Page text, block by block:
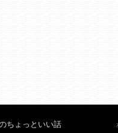
ちょっといい話